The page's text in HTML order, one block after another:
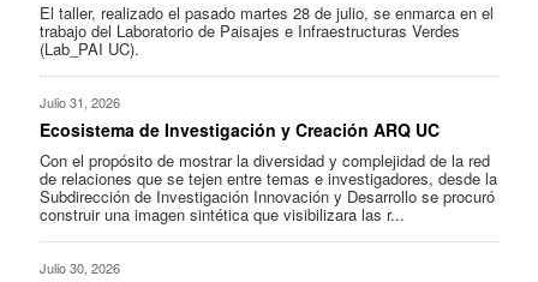
El taller, realizado el pasado martes 28 de julio, se enmarca en el
trabajo del Laboratorio de Paisajes e Infraestructuras Verdes
(Lab_PAI UC).
Julio 31, 2026
Ecosistema de Investigación y Creación ARQ UC
Con el propósito de mostrar la diversidad y complejidad de la red
de relaciones que se tejen entre temas e investigadores, desde la
Subdirección de Investigación Innovación y Desarrollo se procuró
construir una imagen sintética que visibilizara las r...
Julio 30, 2026